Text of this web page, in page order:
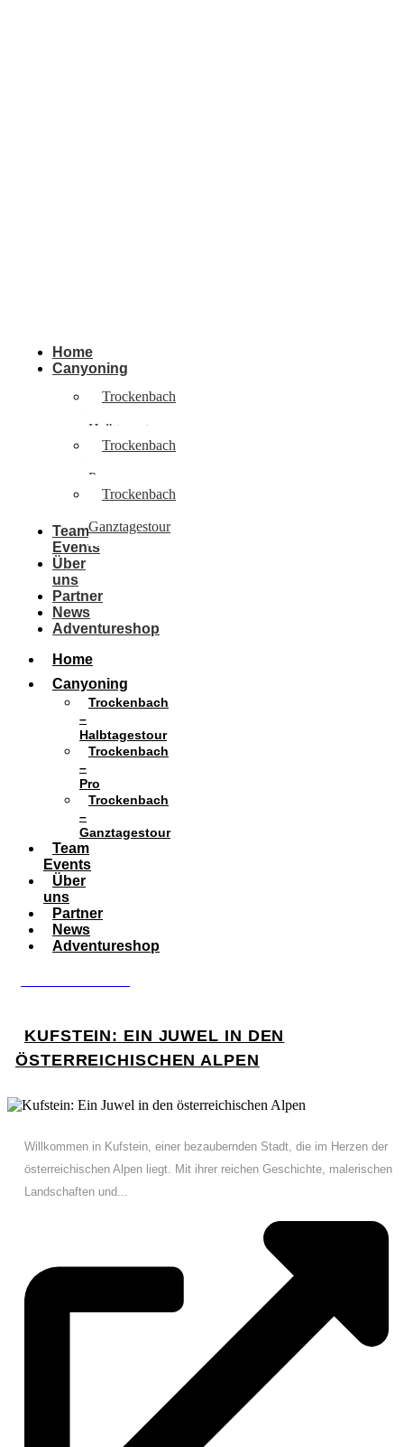
Home
Canyoning
Trockenbach
Halbtagestour
Trockenbach
Pro
Trockenbach
Ganztagestour
Team
Events
Über
uns
Partner
News
Adventureshop
Home
Canyoning
Trockenbach
–
Halbtagestour
Trockenbach
–
Pro
Trockenbach
–
Ganztagestour
Team
Events
Über
uns
Partner
News
Adventureshop
KUFSTEIN: EIN JUWEL IN DEN
ÖSTERREICHISCHEN ALPEN
Willkommen in Kufstein, einer bezaubernden Stadt, die im Herzen der
österreichischen Alpen liegt. Mit ihrer reichen Geschichte, malerischen
Landschaften und...